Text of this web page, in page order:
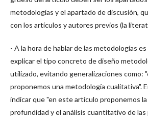
metodologías y el apartado de discusión,
con los artículos y autores previos (la
- A la hora de hablar de las metodologías
explicar el tipo concreto de diseño
utilizado, evitando generalizaciones como:
proponemos una metodología cualitativa".
indicar que "en este artículo proponemos
profundidad y el análisis cuantitativo de las